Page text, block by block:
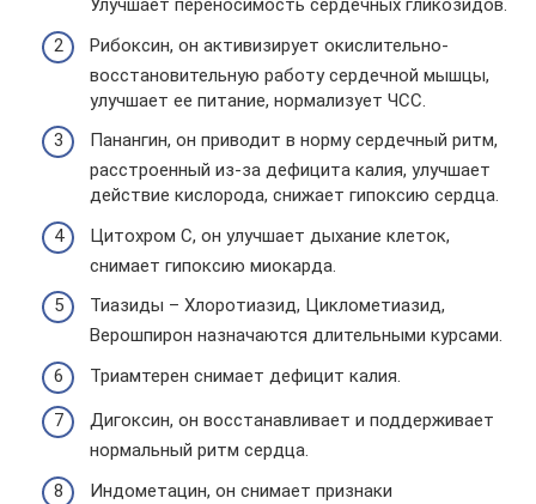
Улучшает переносимость сердечных гликозидов.
Рибоксин, он активизирует окислительно-
восстановительную работу сердечной мышцы,
улучшает ее питание, нормализует ЧСС.
Панангин, он приводит в норму сердечный ритм,
расстроенный из-за дефицита калия, улучшает
действие кислорода, снижает гипоксию сердца.
Цитохром С, он улучшает дыхание клеток,
снимает гипоксию миокарда.
Тиазиды – Хлоротиазид, Циклометиазид,
Верошпирон назначаются длительными курсами.
Триамтерен снимает дефицит калия.
Дигоксин, он восстанавливает и поддерживает
нормальный ритм сердца.
Индометацин, он снимает признаки